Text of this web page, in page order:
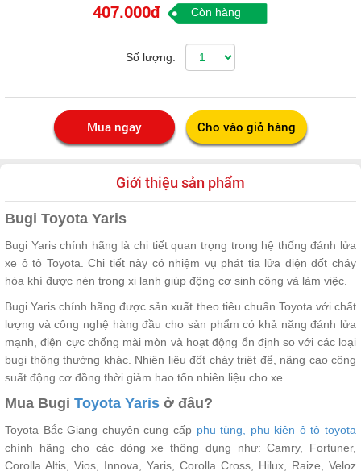
407.000đ Còn hàng
Số lượng:
Giới thiệu sản phẩm
Bugi Toyota Yaris
Bugi Yaris chính hãng là chi tiết quan trọng trong hệ thống đánh lửa
xe ô tô Toyota. Chi tiết này có nhiệm vụ phát tia lửa điện đốt cháy
hòa khí được nén trong xi lanh giúp động cơ sinh công và làm việc.
Bugi Yaris chính hãng được sản xuất theo tiêu chuẩn Toyota với chất
lượng và công nghệ hàng đầu cho sản phẩm có khả năng đánh lửa
mạnh, điện cực chống mài mòn và hoạt động ổn định so với các loại
bugi thông thường khác. Nhiên liệu đốt cháy triệt để, nâng cao công
suất động cơ đồng thời giảm hao tốn nhiên liệu cho xe.
Mua Bugi Toyota Yaris ở đâu?
Toyota Bắc Giang chuyên cung cấp phụ tùng, phụ kiện ô tô toyota
chính hãng cho các dòng xe thông dụng như: Camry, Fortuner,
Corolla Altis, Vios, Innova, Yaris, Corolla Cross, Hilux, Raize, Veloz